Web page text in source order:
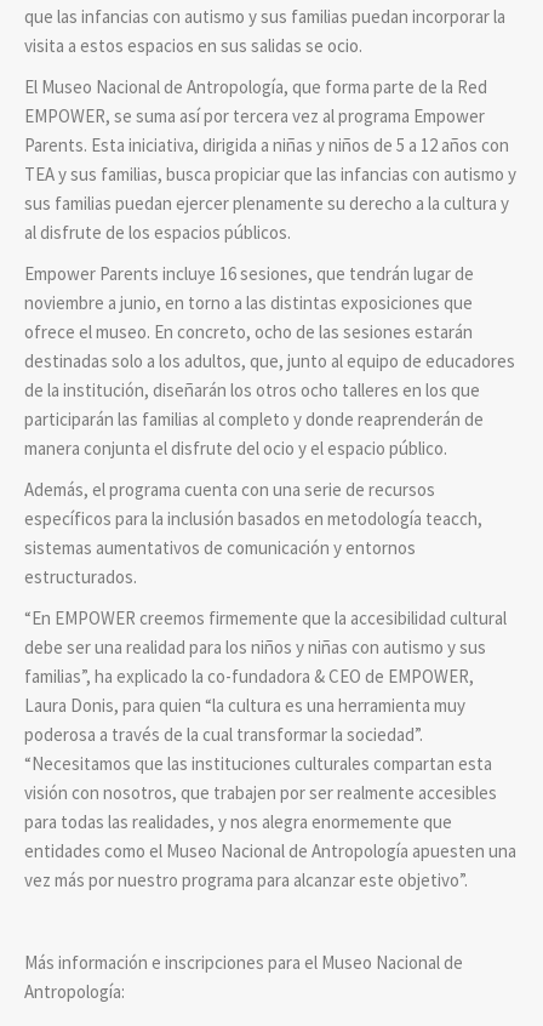
que las infancias con autismo y sus familias puedan incorporar la
visita a estos espacios en sus salidas se ocio.
El Museo Nacional de Antropología, que forma parte de la Red
EMPOWER, se suma así por tercera vez al programa Empower
Parents. Esta iniciativa, dirigida a niñas y niños de 5 a 12 años con
TEA y sus familias, busca propiciar que las infancias con autismo y
sus familias puedan ejercer plenamente su derecho a la cultura y
al disfrute de los espacios públicos.
Empower Parents incluye 16 sesiones, que tendrán lugar de
noviembre a junio, en torno a las distintas exposiciones que
ofrece el museo. En concreto, ocho de las sesiones estarán
destinadas solo a los adultos, que, junto al equipo de educadores
de la institución, diseñarán los otros ocho talleres en los que
participarán las familias al completo y donde reaprenderán de
manera conjunta el disfrute del ocio y el espacio público.
Además, el programa cuenta con una serie de recursos
específicos para la inclusión basados en metodología teacch,
sistemas aumentativos de comunicación y entornos
estructurados.
“En EMPOWER creemos firmemente que la accesibilidad cultural
debe ser una realidad para los niños y niñas con autismo y sus
familias”, ha explicado la co-fundadora & CEO de EMPOWER,
Laura Donis, para quien “la cultura es una herramienta muy
poderosa a través de la cual transformar la sociedad”.
“Necesitamos que las instituciones culturales compartan esta
visión con nosotros, que trabajen por ser realmente accesibles
para todas las realidades, y nos alegra enormemente que
entidades como el Museo Nacional de Antropología apuesten una
vez más por nuestro programa para alcanzar este objetivo”.
Más información e inscripciones para el Museo Nacional de
Antropología: